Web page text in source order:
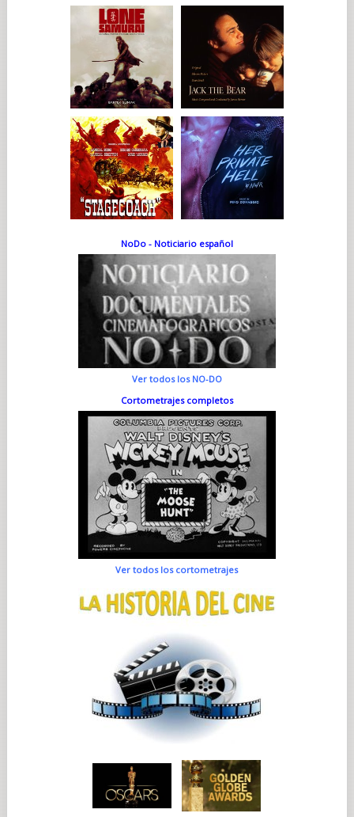
NoDo - Noticiario español
Ver todos los NO-DO
Cortometrajes completos
Ver todos los cortometrajes